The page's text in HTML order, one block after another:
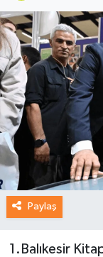
Paylaş
1.Balıkesir
SAĞLIK
MAGAZİN
SPOR
Haber Arşivi